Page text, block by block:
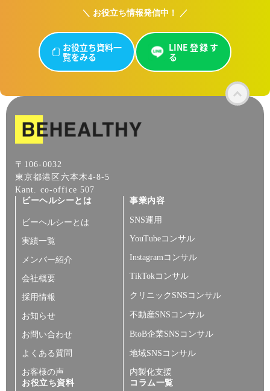
＼ お役立ち情報発信中！ ／
お役立ち資料一
覧をみる
LINE登録す
る
〒106-0032
東京都港区六本木4-8-5
Kant. co-office 507
ビーヘルシーとは
ビーヘルシーとは
実績一覧
メンバー紹介
会社概要
採用情報
お知らせ
お問い合わせ
よくある質問
お客様の声
事業内容
SNS運用
YouTubeコンサル
Instagramコンサル
TikTokコンサル
クリニックSNSコンサル
不動産SNSコンサル
BtoB企業SNSコンサル
地域SNSコンサル
内製化支援
お役立ち資料
コラム一覧